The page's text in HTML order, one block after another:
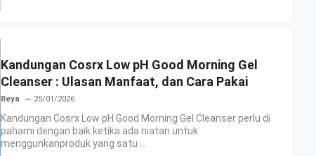
Kandungan Cosrx Low pH Good Morning Gel
Cleanser : Ulasan Manfaat, dan Cara Pakai
Reya 25/01/2026
Kandungan Cosrx Low pH Good Morning Gel Cleanser perlu di
pahami dengan baik ketika ada niatan untuk
menggunkanproduk yang satu ...